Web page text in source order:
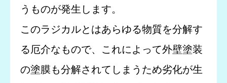
うものが発生します。
このラジカルとはあらゆる物質を分解す
る厄介なもので、これによって外壁塗装
の塗膜も分解されてしまうため劣化が生